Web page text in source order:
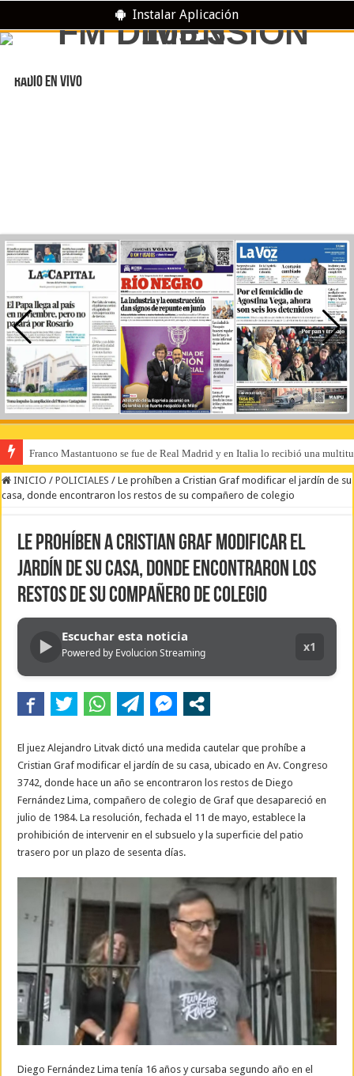
Instalar Aplicación
RADIO EN VIVO
Franco Mastantuono se fue de Real Madrid y en Italia lo recibió una
INICIO / POLICIALES / Le prohíben a Cristian Graf modificar el jardín de su
casa, donde encontraron los restos de su compañero de colegio
Le prohíben a Cristian Graf modificar el
jardín de su casa, donde encontraron los
restos de su compañero de colegio
▶ Escuchar esta noticia
Powered by Evolucion Streaming x1
El juez Alejandro Litvak dictó una medida cautelar que prohíbe a
Cristian Graf modificar el jardín de su casa, ubicado en Av. Congreso
3742, donde hace un año se encontraron los restos de Diego
Fernández Lima, compañero de colegio de Graf que desapareció en
julio de 1984. La resolución, fechada el 11 de mayo, establece la
prohibición de intervenir en el subsuelo y la superficie del patio
trasero por un plazo de sesenta días.
Diego Fernández Lima tenía 16 años y cursaba segundo año en el